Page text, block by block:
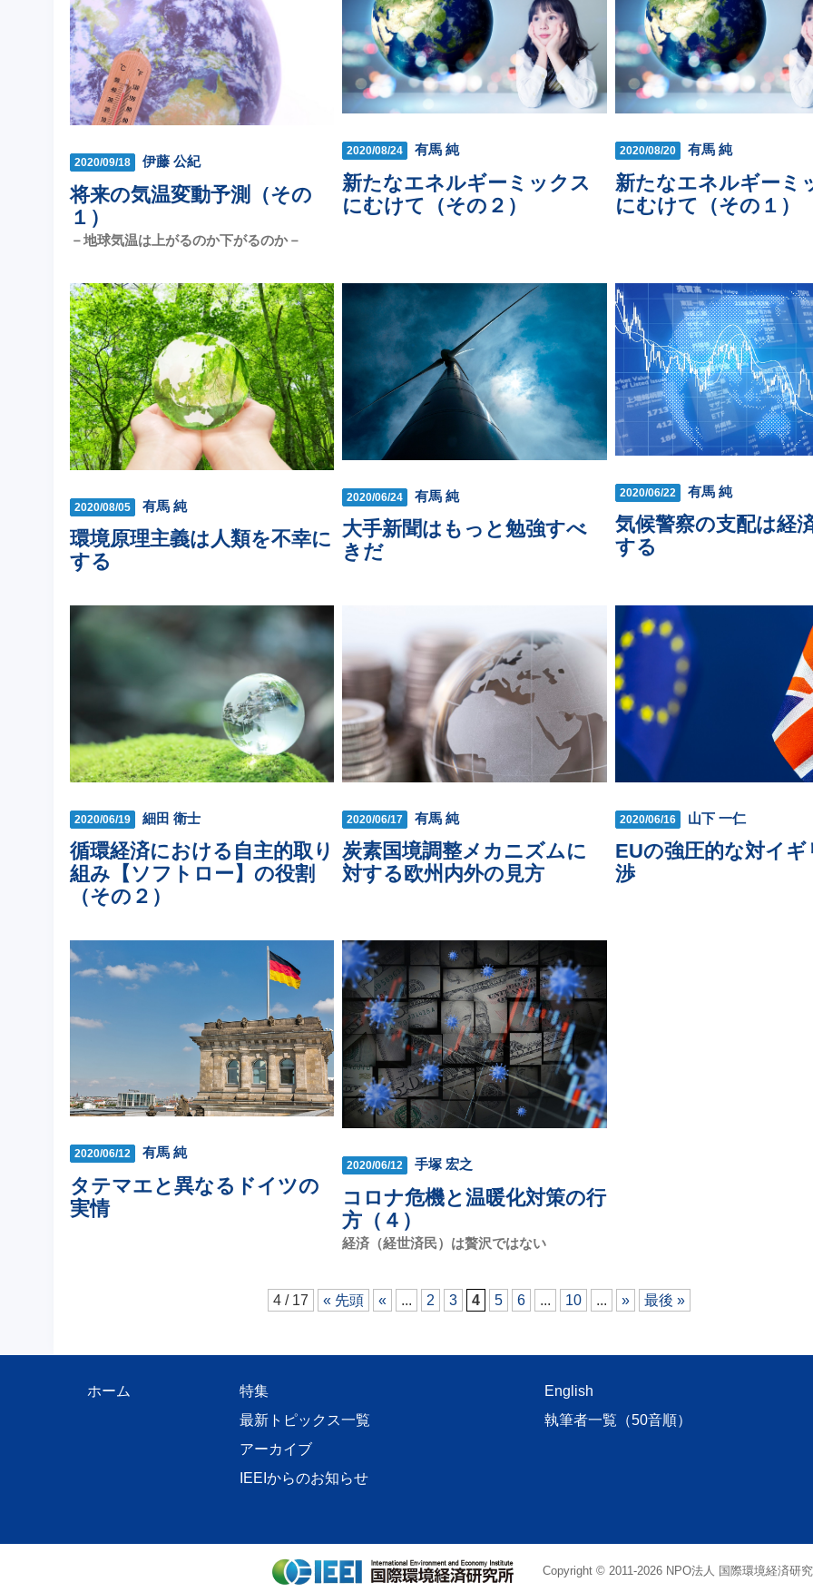
2020/09/18 伊藤 公紀
将来の気温変動予測（その
１）
－地球気温は上がるのか下がるのか－
2020/08/24 有馬 純
新たなエネルギーミックス
にむけて（その２）
2020/08/20 有馬 純
新たなエネルギーミ
にむけて（その１）
2020/08/05 有馬 純
環境原理主義は人類を不幸に
する
2020/06/24 有馬 純
大手新聞はもっと勉強すべ
きだ
2020/06/22 有馬 純
気候警察の支配は経
する
2020/06/19 細田 衛士
循環経済における自主的取り
組み【ソフトロー】の役割
（その２）
2020/06/17 有馬 純
炭素国境調整メカニズムに
対する欧州内外の見方
2020/06/16 山下 一仁
EUの強圧的な対イギ
渉
2020/06/12 有馬 純
タテマエと異なるドイツの
実情
2020/06/12 手塚 宏之
コロナ危機と温暖化対策の行
方（４）
経済（経世済民）は贅沢ではない
4 / 17 « 先頭 « ... 2 3 4 5 6 ... 10 ... » 最後 »
ホーム
特集
最新トピックス一覧
アーカイブ
IEEIからのお知らせ
English
執筆者一覧（50音順）
Copyright © 2011-2026 NPO法人 国際環境経済研